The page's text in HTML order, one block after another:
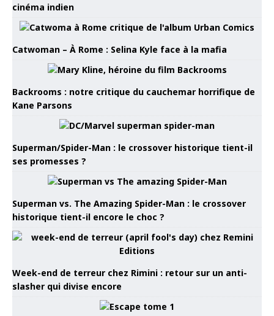
cinéma indien
Catwoman – À Rome : Selina Kyle face à la mafia
Backrooms : notre critique du cauchemar horrifique de
Kane Parsons
Superman/Spider-Man : le crossover historique tient-il
ses promesses ?
Superman vs. The Amazing Spider-Man : le crossover
historique tient-il encore le choc ?
Week-end de terreur chez Rimini : retour sur un anti-
slasher qui divise encore